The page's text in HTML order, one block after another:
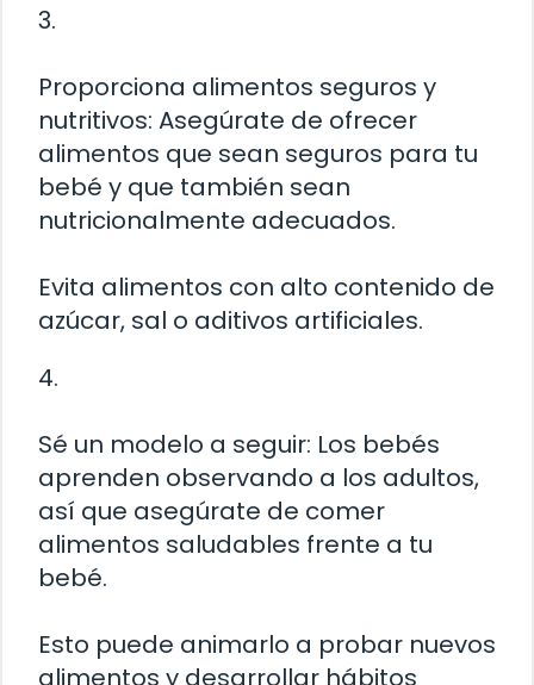
3.
Proporciona alimentos seguros y
nutritivos: Asegúrate de ofrecer
alimentos que sean seguros para tu
bebé y que también sean
nutricionalmente adecuados.
Evita alimentos con alto contenido de
azúcar, sal o aditivos artificiales.
4.
Sé un modelo a seguir: Los bebés
aprenden observando a los adultos,
así que asegúrate de comer
alimentos saludables frente a tu
bebé.
Esto puede animarlo a probar nuevos
alimentos y desarrollar hábitos